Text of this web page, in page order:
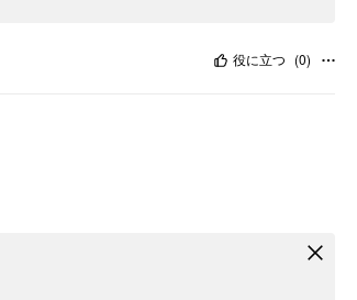
役に立つ (0)